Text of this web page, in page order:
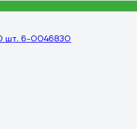
шт. 6-0046830